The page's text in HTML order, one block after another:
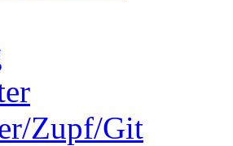
Zupf/Git